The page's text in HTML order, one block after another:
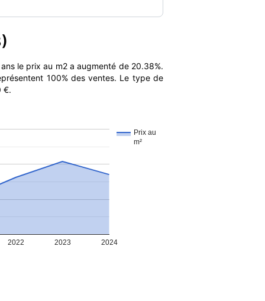
le prix au m2 a augmenté de 20.38%.
100% des ventes. Le type de
€.
Prix au
m²
2022 2023 2024